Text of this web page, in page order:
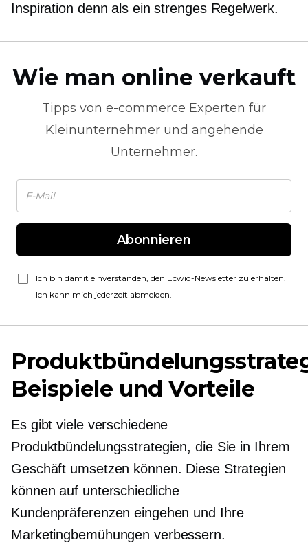
Inspiration denn als ein strenges Regelwerk.
Wie man online verkauft
Tipps von e-commerce Experten für
Kleinunternehmer und angehende
Unternehmer.
Abonnieren
Ich bin damit einverstanden, den Ecwid-Newsletter zu erhalten.
Ich kann mich jederzeit abmelden.
Beispiele und Vorteile
Es gibt viele verschiedene
Produktbündelungsstrategien, die Sie in Ihrem
Geschäft umsetzen können. Diese Strategien
können auf unterschiedliche
Kundenpräferenzen eingehen und Ihre
Marketingbemühungen verbessern.